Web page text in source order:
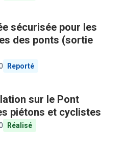
sécurisée pour les
des ponts (sortie
Reporté
sur le Pont
piétons et cyclistes
Réalisé